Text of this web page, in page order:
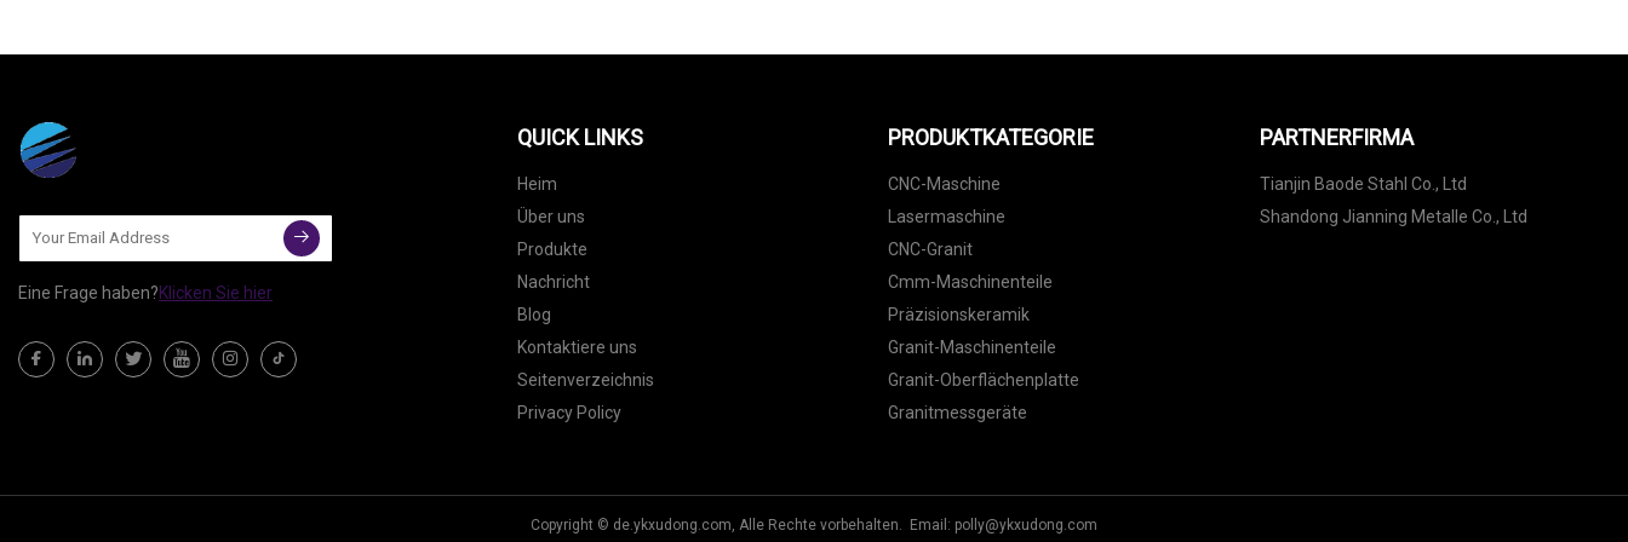
Eine Frage haben?Klicken Sie hier
QUICK LINKS
Heim
Über uns
Produkte
Nachricht
Blog
Kontaktiere uns
Seitenverzeichnis
Privacy Policy
PRODUKTKATEGORIE
CNC-Maschine
Lasermaschine
CNC-Granit
Cmm-Maschinenteile
Präzisionskeramik
Granit-Maschinenteile
Granit-Oberflächenplatte
Granitmessgeräte
PARTNERFIRMA
Tianjin Baode Stahl Co., Ltd
Shandong Jianning Metalle Co., Ltd
Copyright © de.ykxudong.com, Alle Rechte vorbehalten. Email: polly@ykxudong.com